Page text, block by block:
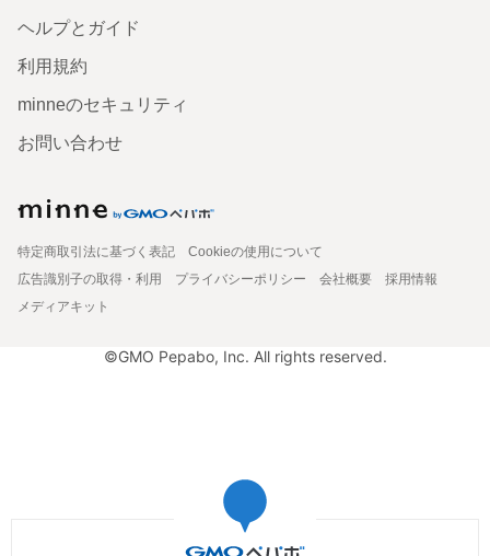
ヘルプとガイド
利用規約
minneのセキュリティ
お問い合わせ
特定商取引法に基づく表記
Cookieの使用について
広告識別子の取得・利用
プライバシーポリシー 会社概要
採用情報
メディアキット
©GMO Pepabo, Inc. All rights reserved.